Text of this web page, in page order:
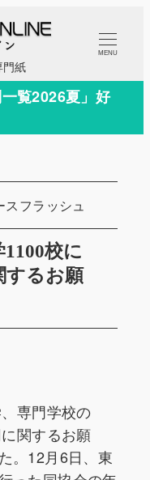
紙
MENU
覧2026夏」好
校に
するお願
スフラッシュ
専門学校の
関するお願
。12月6日、東